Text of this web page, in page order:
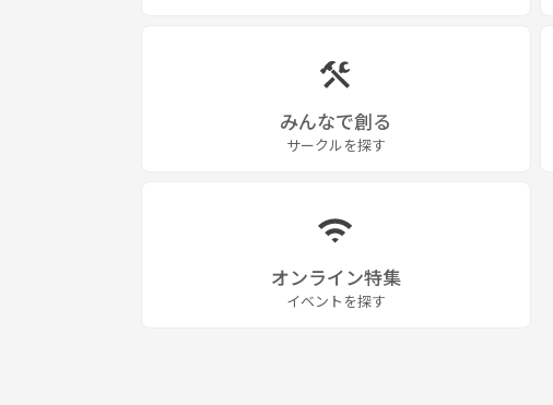
みんなで創る
サークルを探す
オンライン特集
イベントを探す